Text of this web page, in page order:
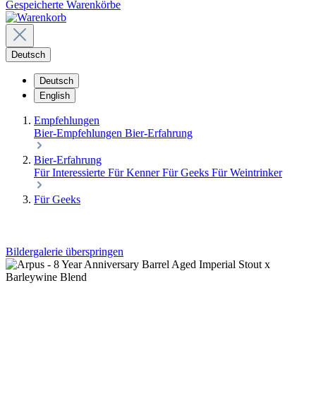
Gespeicherte Warenkörbe
Deutsch
Deutsch
English
Empfehlungen
Bier-Empfehlungen Bier-Erfahrung
Bier-Erfahrung
Für Interessierte Für KennerFür Geeks Für Weintrinker
Für Geeks
Bildergalerie überspringen